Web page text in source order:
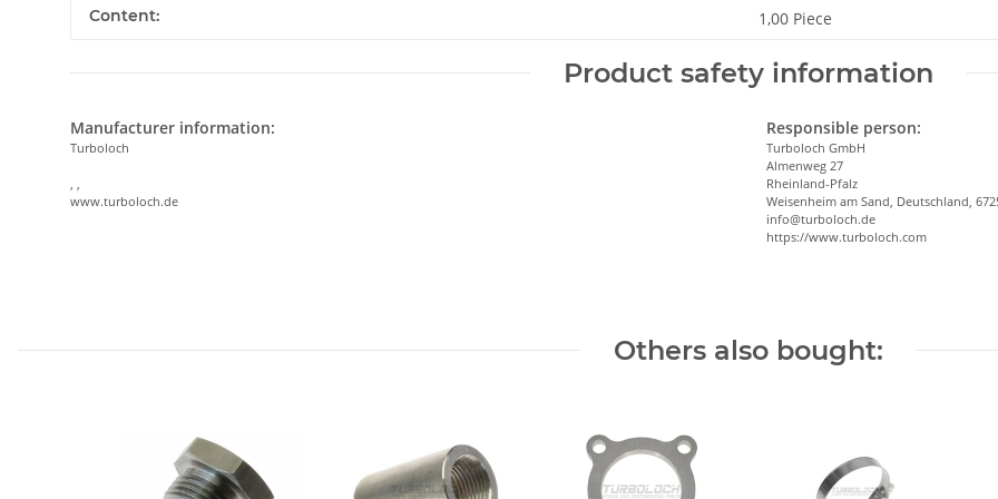
Content: 1,00 Piece
Product safety information
Manufacturer information:
Turboloch
www.turboloch.de
Responsible person:
Turboloch GmbH
Almenweg 27
Rheinland-Pfalz
Weisenheim am Sand, Deutschland,
info@turboloch.de
https://www.turboloch.com
Others also bought: